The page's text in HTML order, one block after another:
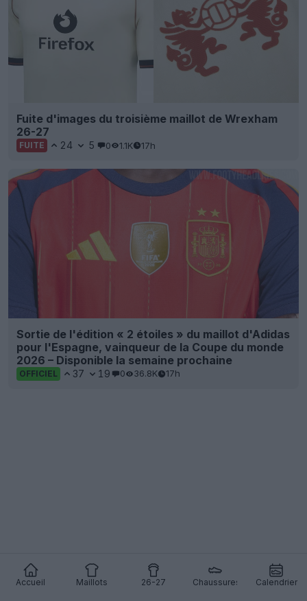
Accueil Maillots 26-27 Chaussures Calendrier
Fuite d'images du troisième maillot de Wrexham
26-27
FUITE 24 5 0 1.1K 17h
Sortie de l'édition « 2 étoiles » du maillot d'Adidas
pour l'Espagne, vainqueur de la Coupe du monde
2026 – Disponible la semaine prochaine
OFFICIEL 37 19 0 36.8K 17h